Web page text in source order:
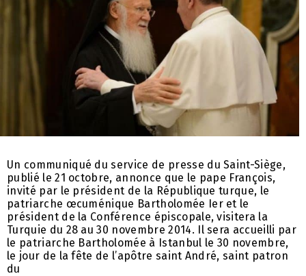
Un communiqué du service de presse du Saint-Siège,
publié le 21 octobre, annonce que le pape François,
invité par le président de la République turque, le
patriarche œcuménique Bartholomée Ier et le
président de la Conférence épiscopale, visitera la
Turquie du 28 au 30 novembre 2014. Il sera accueilli par
le patriarche Bartholomée à Istanbul le 30 novembre,
le jour de la fête de l’apôtre saint André, saint patron
du